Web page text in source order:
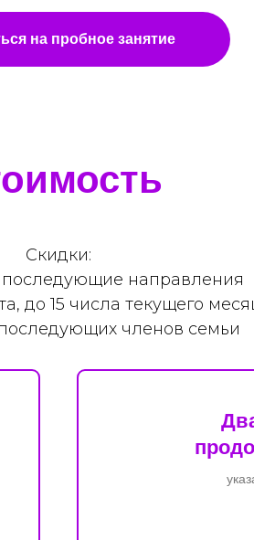
на пробное занятие
Скидки:
последующие направления
до 15 числа текущего
членов семьи